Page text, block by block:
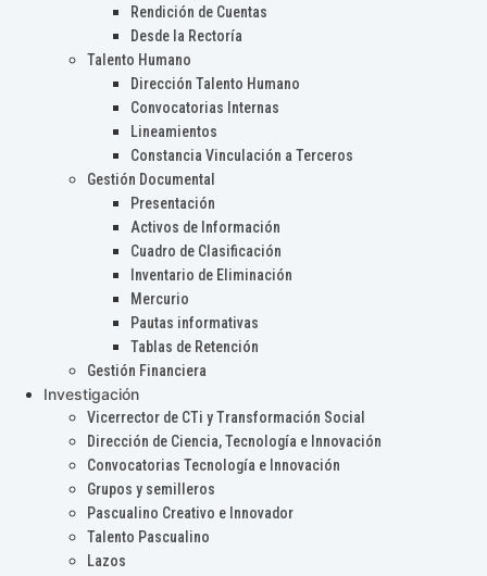
Rendición de Cuentas
Desde la Rectoría
Talento Humano
Dirección Talento Humano
Convocatorias Internas
Lineamientos
Constancia Vinculación a Terceros
Gestión Documental
Presentación
Activos de Información
Cuadro de Clasificación
Inventario de Eliminación
Mercurio
Pautas informativas
Tablas de Retención
Gestión Financiera
Investigación
Vicerrector de CTi y Transformación Social
Dirección de Ciencia, Tecnología e Innovación
Convocatorias Tecnología e Innovación
Grupos y semilleros
Pascualino Creativo e Innovador
Talento Pascualino
Lazos